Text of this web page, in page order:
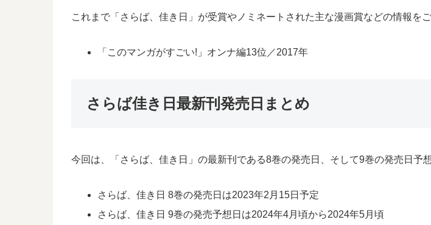
これまで「さらば、佳き日」が受賞やノミネートされた主な漫画賞などの情報をご
「このマンガがすごい!」オンナ編13位／2017年
さらば佳き日最新刊発売日まとめ
今回は、「さらば、佳き日」の最新刊である8巻の発売日、そして9巻の発売日予
さらば、佳き日 8巻の発売日は2023年2月15日予定
さらば、佳き日 9巻の発売予想日は2024年4月頃から2024年5月頃